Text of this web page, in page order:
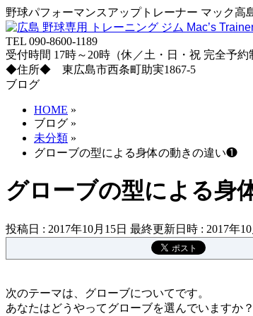
野球パフォーマンスアップトレーナー マック
TEL 090-8600-1189
受付時間 17時～20時（休／土・日・祝 完全予約
◆住所◆ 東広島市西条町助実1867-5
ブログ
HOME »
ブログ »
未分類 »
グローブの型による身体の動きの違い❶
グローブの型による身
投稿日 : 2017年10月15日 最終更新日時 : 2017年10
次のテーマは、グローブについてです。
あなたはどうやってグローブを選んでいますか？